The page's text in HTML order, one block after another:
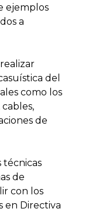
ejemplos
a
del
como los
de
técnicas
de
con los
en Directiva